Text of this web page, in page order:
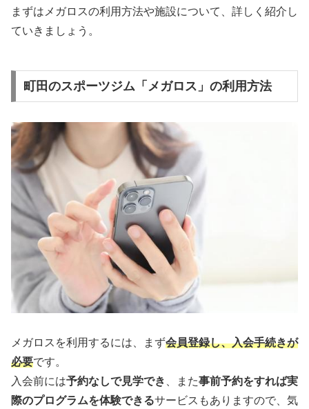
まずはメガロスの利用方法や施設について、詳しく紹介し
ていきましょう。
町田のスポーツジム「メガロス」の利用方法
メガロスを利用するには、まず会員登録し、入会手続きが
必要です。
入会前には予約なしで見学でき 、また事前予約をすれば実
際のプログラムを体験できるサービスもありますので、気